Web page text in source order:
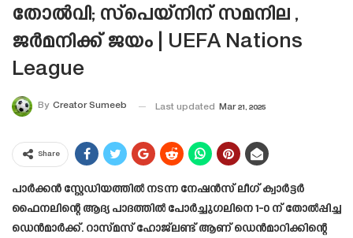
തോൽവി; സ്പെയ്നിന് സമനില ,
ജർമനിക്ക് ജയം | UEFA Nations
League
By Creator Sumeeb Last updated Mar 21, 2025
Share
പാർക്കൻ സ്റ്റേഡിയത്തിൽ നടന്ന നേഷൻസ് ലീഗ് ക്വാർട്ടർ
ഫൈനലിന്റെ ആദ്യ പാദത്തിൽ പോർച്ചുഗലിനെ 1-0 ന് തോൽപ്പിച്ച
ഡെൻമാർക്ക്. റാസ്മസ് ഹോജ്‌ലണ്ട് ആണ് ഡെൻമാറിക്കിന്റെ